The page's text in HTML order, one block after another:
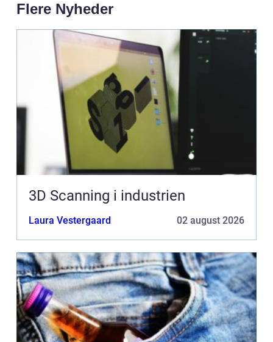
Flere Nyheder
3D Scanning i industrien
Laura Vestergaard 02 august 2026